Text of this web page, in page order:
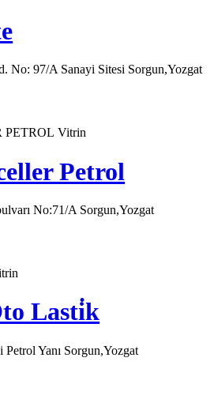
No: 97/A Sanayi Sitesi Sorgun,Yozgat
Vitrin
Petrol
No:71/A Sorgun,Yozgat
Lasti̇k
Petrol Yanı Sorgun,Yozgat